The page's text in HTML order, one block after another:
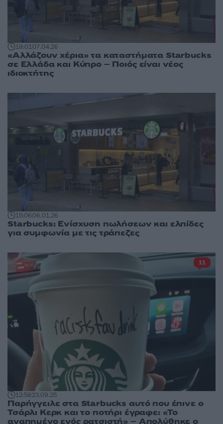
19:0107.04.26
«Αλλάζουν χέρια» τα καταστήματα Starbucks
σε Ελλάδα και Κύπρο – Ποιός είναι νέος
ιδιοκτήτης
15:0606.01.26
Starbucks: Ενίσχυση πωλήσεων και ελπίδες
για συμφωνία με τις τράπεζες
12:5823.09.25
Παρήγγειλε στα Starbucks αυτό που έπινε ο
Τσάρλι Κερκ και το ποτήρι έγραφε: «Το
αγαπημένο ενός ρατσιστή» – Απολύθηκε ο
11